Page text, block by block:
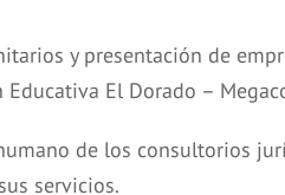
y presentación de
El Dorado –
de los consultorios
servicios.